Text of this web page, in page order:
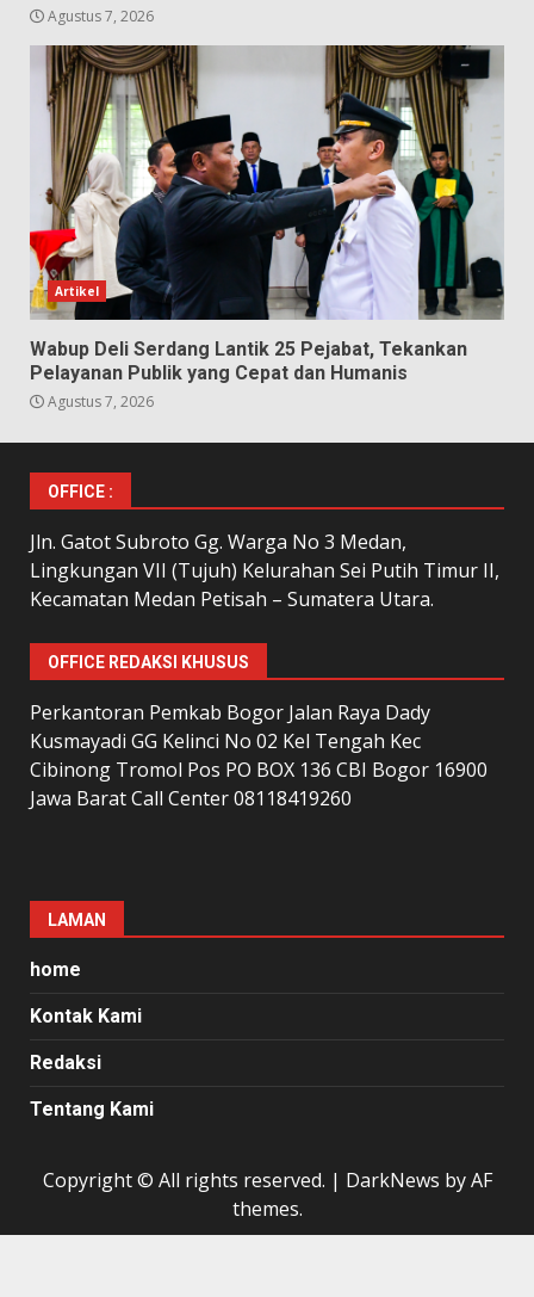
Agustus 7, 2026
Artikel
Wabup Deli Serdang Lantik 25 Pejabat, Tekankan
Pelayanan Publik yang Cepat dan Humanis
Agustus 7, 2026
OFFICE :
Jln. Gatot Subroto Gg. Warga No 3 Medan,
Lingkungan VII (Tujuh) Kelurahan Sei Putih Timur II,
Kecamatan Medan Petisah – Sumatera Utara.
OFFICE REDAKSI KHUSUS
Perkantoran Pemkab Bogor Jalan Raya Dady
Kusmayadi GG Kelinci No 02 Kel Tengah Kec
Cibinong Tromol Pos PO BOX 136 CBI Bogor 16900
Jawa Barat Call Center 08118419260
LAMAN
home
Kontak Kami
Redaksi
Tentang Kami
Copyright © All rights reserved. | DarkNews by AF
themes.